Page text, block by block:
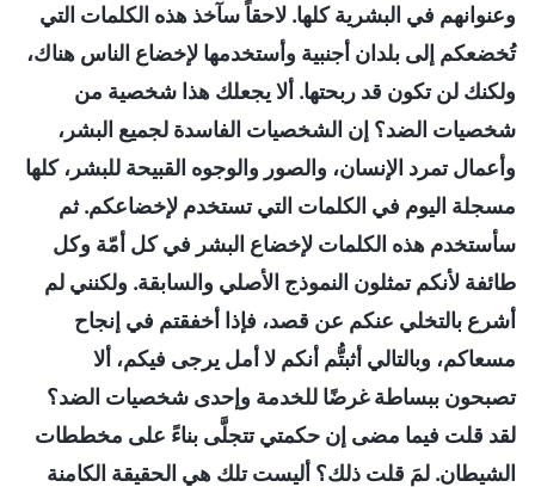
وعنوانهم في البشرية كلها. لاحقاً سآخذ هذه الكلمات التي
تُخضعكم إلى بلدان أجنبية وأستخدمها لإخضاع الناس هناك،
ولكنك لن تكون قد ربحتها. ألا يجعلك هذا شخصية من
شخصيات الضد؟ إن الشخصيات الفاسدة لجميع البشر،
وأعمال تمرد الإنسان، والصور والوجوه القبيحة للبشر، كلها
مسجلة اليوم في الكلمات التي تستخدم لإخضاعكم. ثم
سأستخدم هذه الكلمات لإخضاع البشر في كل أمّة وكل
طائفة لأنكم تمثلون النموذج الأصلي والسابقة. ولكنني لم
أشرع بالتخلي عنكم عن قصد، فإذا أخفقتم في إنجاح
مسعاكم، وبالتالي أثبتُّم أنكم لا أمل يرجى فيكم، ألا
تصبحون ببساطة غرضًا للخدمة وإحدى شخصيات الضد؟
لقد قلت فيما مضى إن حكمتي تتجلَّى بناءً على مخططات
الشيطان. لمَ قلت ذلك؟ أليست تلك هي الحقيقة الكامنة